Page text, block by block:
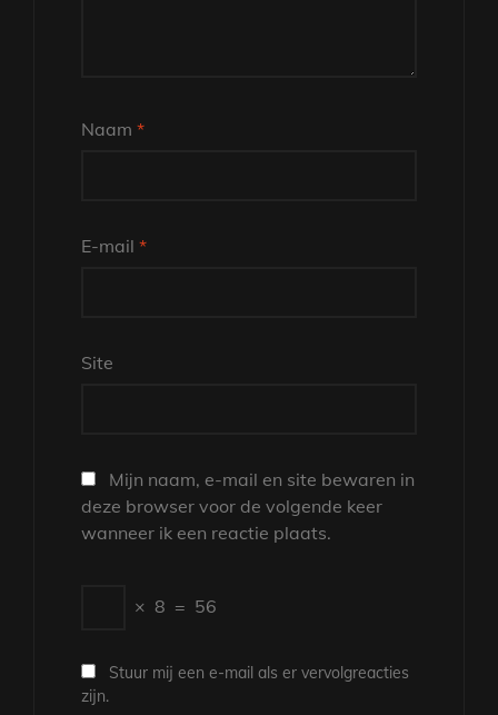
Naam *
E-mail *
Site
Mijn naam, e-mail en site bewaren in
deze browser voor de volgende keer
wanneer ik een reactie plaats.
× 8 = 56
Stuur mij een e-mail als er vervolgreacties
zijn.